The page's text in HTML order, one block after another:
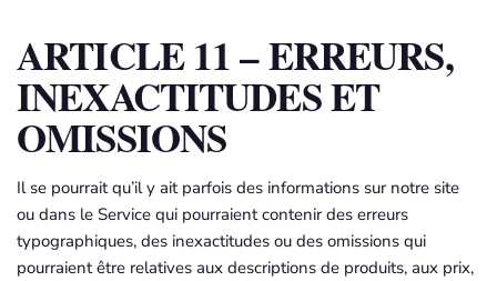
ARTICLE 11 – ERREURS,
INEXACTITUDES ET
OMISSIONS
Il se pourrait qu’il y ait parfois des informations sur notre site
ou dans le Service qui pourraient contenir des erreurs
typographiques, des inexactitudes ou des omissions qui
pourraient être relatives aux descriptions de produits, aux prix,